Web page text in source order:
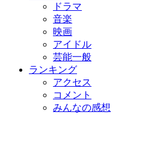
ドラマ
音楽
映画
アイドル
芸能一般
ランキング
アクセス
コメント
みんなの感想